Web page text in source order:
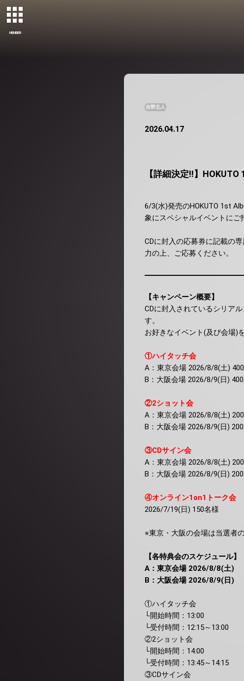
MEMBER
吉野北人
2026.04.17
【詳細決定!!】
6/3(水)発売のHOKUTO 1st
象にスペシャルイベントにご
CDに封入の応募券に記載の
力の上、ご応募ください。
【キャンペーン概要】
CDに封入されているシリア
す。
お好きなイベント(及び会場)
①ハイタッチ会
A：東京会場 2026/8/8(土)
B：大阪会場 2026/8/9(日)
②2ショット会
A：東京会場 2026/8/8(土)
B：大阪会場 2026/8/9(日)
③CDサイン会
A：東京会場 2026/8/8(土)
B：大阪会場 2026/8/9(日)
④オンライン1on1トーク会
2026/7/19(日) 150名様
※東京・大阪の会場は当選者
【各特典会のスケジュール】
A：東京会場 2026/8/8(土)
B：大阪会場 2026/8/9(日)
①ハイタッチ会
└開始時間：13:00
└受付時間：12:15～13:00
②2ショット会
└開始時間：14:00
└受付時間：13:45～14:15
③CDサイン会